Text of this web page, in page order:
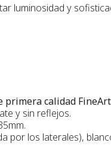
luminosidad y
calidad
y sin reflejos.
por los laterales),